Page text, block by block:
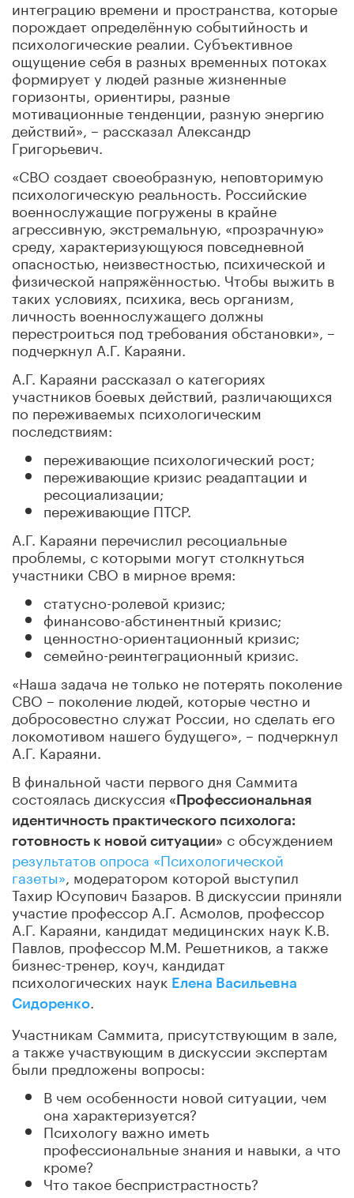
интеграцию времени и пространства, которые
порождает определённую событийность и
психологические реалии. Субъективное
ощущение себя в разных временных потоках
формирует у людей разные жизненные
горизонты, ориентиры, разные
мотивационные тенденции, разную энергию
действий», – рассказал Александр
Григорьевич.
«СВО создает своеобразную, неповторимую
психологическую реальность. Российские
военнослужащие погружены в крайне
агрессивную, экстремальную, «прозрачную»
среду, характеризующуюся повседневной
опасностью, неизвестностью, психической и
физической напряжённостью. Чтобы выжить в
таких условиях, психика, весь организм,
личность военнослужащего должны
перестроиться под требования обстановки», –
подчеркнул А.Г. Караяни.
А.Г. Караяни рассказал о категориях
участников боевых действий, различающихся
по переживаемых психологическим
последствиям:
переживающие психологический рост;
переживающие кризис реадаптации и
ресоциализации;
переживающие ПТСР.
А.Г. Караяни перечислил ресоциальные
проблемы, с которыми могут столкнуться
участники СВО в мирное время:
статусно-ролевой кризис;
финансово-абстинентный кризис;
ценностно-ориентационный кризис;
семейно-реинтеграционный кризис.
«Наша задача не только не потерять поколение
СВО – поколение людей, которые честно и
добросовестно служат России, но сделать его
локомотивом нашего будущего», – подчеркнул
А.Г. Караяни.
В финальной части первого дня Саммита
состоялась дискуссия «Профессиональная
идентичность практического психолога:
готовность к новой ситуации» с обсуждением
результатов опроса «Психологической
газеты» , модератором которой выступил
Тахир Юсупович Базаров. В дискуссии приняли
участие профессор А.Г. Асмолов, профессор
А.Г. Караяни, кандидат медицинских наук К.В.
Павлов, профессор М.М. Решетников, а также
бизнес-тренер, коуч, кандидат
психологических наук Елена Васильевна
Сидоренко
Участникам Саммита, присутствующим в зале,
а также участвующим в дискуссии экспертам
были предложены вопросы:
В чем особенности новой ситуации, чем
она характеризуется?
Психологу важно иметь
профессиональные знания и навыки, а что
кроме?
Что такое беспристрастность?